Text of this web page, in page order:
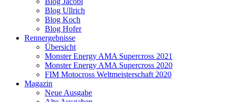
Blog Ullrich
Blog Koch
Blog Hofer
Rennergebnisse
Übersicht
Monster Energy AMA Supercross 2021
Monster Energy AMA Supercross 2020
FIM Motocross Weltmeisterschaft 2020
Magazin
Neue Ausgabe